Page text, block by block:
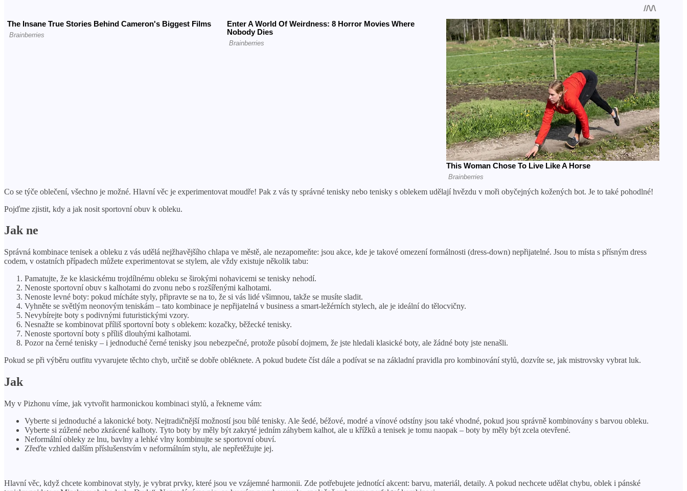
Co se týče oblečení, všechno je možné. Hlavní věc je experimentovat moudře! Pak z vás ty správné tenisky nebo tenisky s oblekem udělají hvězdu v moři obyčejných kožených bot. Je to také pohodlné!
Pojďme zjistit, kdy a jak nosit sportovní obuv k obleku.
Jak ne
Správná kombinace tenisek a obleku z vás udělá nejžhavějšího chlapa ve městě, ale nezapomeňte: jsou akce, kde je takové omezení formálnosti (dress-down) nepřijatelné. Jsou to místa s přísným dress
codem, v ostatních případech můžete experimentovat se stylem, ale vždy existuje několik tabu:
Pamatujte, že ke klasickému trojdílnému obleku se širokými nohavicemi se tenisky nehodí.
Nenoste sportovní obuv s kalhotami do zvonu nebo s rozšířenými kalhotami.
Nenoste levné boty: pokud mícháte styly, připravte se na to, že si vás lidé všimnou, takže se musíte sladit.
Vyhněte se světlým neonovým teniskám – tato kombinace je nepřijatelná v business a smart-ležérních stylech, ale je ideální do tělocvičny.
Nevybírejte boty s podivnými futuristickými vzory.
Nesnažte se kombinovat příliš sportovní boty s oblekem: kozačky, běžecké tenisky.
Nenoste sportovní boty s příliš dlouhými kalhotami.
Pozor na černé tenisky – i jednoduché černé tenisky jsou nebezpečné, protože působí dojmem, že jste hledali klasické boty, ale žádné boty jste nenašli.
Pokud se při výběru outfitu vyvarujete těchto chyb, určitě se dobře obléknete. A pokud budete číst dále a podívat se na základní pravidla pro kombinování stylů, dozvíte se, jak mistrovsky vybrat luk.
Jak
My v Pizhonu víme, jak vytvořit harmonickou kombinaci stylů, a řekneme vám:
Vyberte si jednoduché a lakonické boty. Nejtradičnější možností jsou bílé tenisky. Ale šedé, béžové, modré a vínové odstíny jsou také vhodné, pokud jsou správně kombinovány s barvou obleku.
Vyberte si zúžené nebo zkrácené kalhoty. Tyto boty by měly být zakryté jedním záhybem kalhot, ale u křížků a tenisek je tomu naopak – boty by měly být zcela otevřené.
Neformální obleky ze lnu, bavlny a lehké vlny kombinujte se sportovní obuví.
Zřeďte vzhled dalším příslušenstvím v neformálním stylu, ale nepřetěžujte jej.
Hlavní věc, když chcete kombinovat styly, je vybrat prvky, které jsou ve vzájemné harmonii. Zde potřebujete jednotící akcent: barvu, materiál, detaily. A pokud nechcete udělat chybu, oblek i pánské